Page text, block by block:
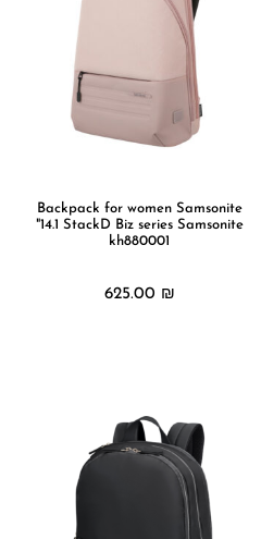
Backpack for women Samsonite
"14.1 StackD Biz series Samsonite
kh880001
625.00 ₪